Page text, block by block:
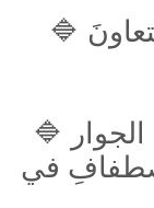
🔷 انتهج العراقَ سياسة خارجيةً تقدّم الشراكةَ والتعاونَ
🔷 سياسة العراق الخارجية تنطلقُ من مبدأِ حسنِ الجوار
في